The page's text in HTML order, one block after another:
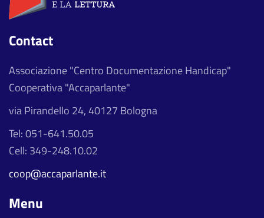
Contact
Associazione "Centro Documentazione Handicap"
Cooperativa "Accaparlante"
via Pirandello 24, 40127 Bologna
Tel: 051-641.50.05
Cell: 349-248.10.02
coop@accaparlante.it
Menu